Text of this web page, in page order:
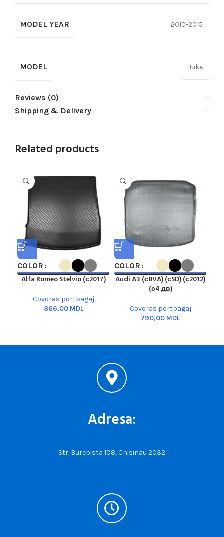
MODEL YEAR 2010-2015
MODEL Juke
Reviews (0)
Shipping & Delivery
Related products
COLOR
Alfa Romeo Stelvio (с2017)
Covoras portbagaj
MDL
COLOR
Audi A3 (с8VA) (сSD) (с2012)
(с4 дв)
Covoras portbagaj
MDL
Adresa:
Str. Burebista 108, Chisinau 2032